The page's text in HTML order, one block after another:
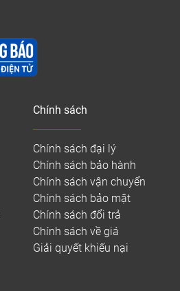
Chính sách
Chính sách đại lý
Chính sách bảo hành
Chính sách vận chuyển
Chính sách bảo mật
Chính sách đổi trả
Chính sách về giá
Giải quyết khiếu nại